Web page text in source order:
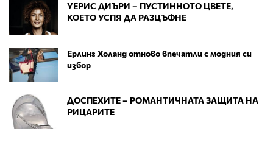
УЕРИС ДИЪРИ – ПУСТИННОТО ЦВЕТЕ,
КОЕТО УСПЯ ДА РАЗЦЪФНЕ
Ерлинг Холанд отново впечатли с модния си
избор
ДОСПЕХИТЕ – РОМАНТИЧНАТА ЗАЩИТА НА
РИЦАРИТЕ